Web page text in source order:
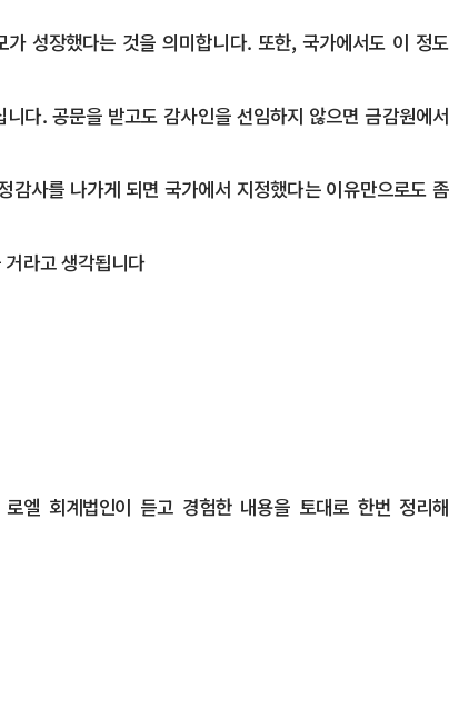
성장했다는 것을 의미합니다. 또한, 국가에서도 이 정도
다. 공문을 받고도 감사인을 선임하지 않으면 금감원에서
사를 나가게 되면 국가에서 지정했다는 이유만으로도 좀
라고 생각됩니다
엘 회계법인이 듣고 경험한 내용을 토대로 한번 정리해